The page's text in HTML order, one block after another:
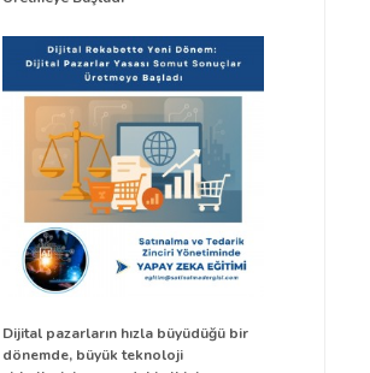
Dijital pazarların hızla büyüdüğü bir
dönemde, büyük teknoloji